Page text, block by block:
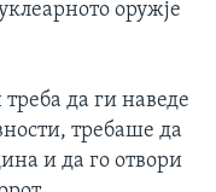
оружје
треба да ги наведе
требаше да
и да го отвори